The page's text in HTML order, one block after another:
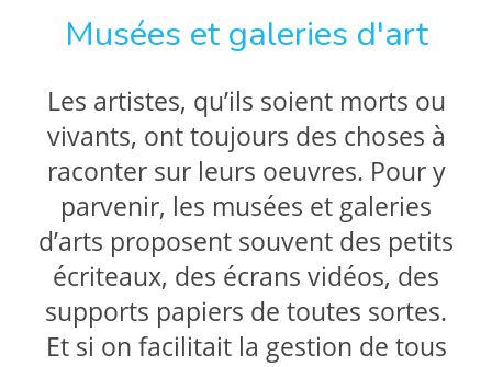
Musées et galeries d'art
Les artistes, qu’ils soient morts ou
vivants, ont toujours des choses à
raconter sur leurs oeuvres. Pour y
parvenir, les musées et galeries
d’arts proposent souvent des petits
écriteaux, des écrans vidéos, des
supports papiers de toutes sortes.
Et si on facilitait la gestion de tous